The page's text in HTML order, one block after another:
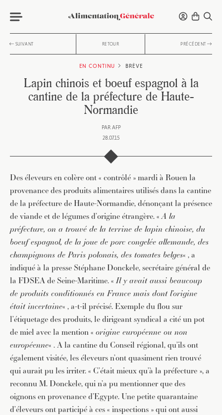
SUIVANT RETOUR PRÉCÉDENT
EN CONTINU BRÈVE
Lapin chinois et boeuf espagnol à la
cantine de la préfecture de Haute-
Normandie
PAR AFP
28.07.15
Des éleveurs en colère ont « contrôlé » mardi à Rouen la
provenance des produits alimentaires utilisés dans la cantine
de la préfecture de Haute-Normandie, dénonçant la présence
de viande et de légumes d’origine étrangère. «A la
préfecture, on a trouvé de la terrine de lapin chinoise, du
boeuf espagnol, de la joue de porc congelée allemande, des
champignons de Paris polonais, des tomates belges« , a
indiqué à la presse Stéphane Donckele, secrétaire général de
la FDSEA de Seine-Maritime. «Il y avait aussi beaucoup
de produits conditionnés en France mais dont l’origine
était incertaine« , a-t-il précisé. Exemple du flou sur
l’étiquetage des produits, le dirigeant syndical a cité un pot
de miel avec la mention « origine européenne ou non
européenne« . A la cantine du Conseil régional, qu’ils ont
également visitée, les éleveurs n’ont quasiment rien trouvé
qui aurait pu les irriter. « C’était mieux qu’à la préfecture », a
reconnu M. Donckele, qui n’a pu mentionner que des
oignons en provenance d’Egypte. Une petite quarantaine
d’éleveurs ont participé à ces « inspections » qui ont aussi